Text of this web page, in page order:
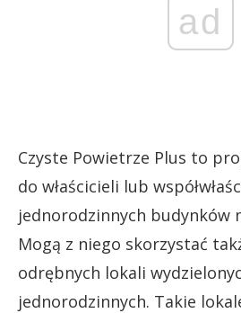
ad
Czyste Powietrze Plus to
do właścicieli lub
jednorodzinnych budynków
Mogą z niego skorzystać
odrębnych lokali
jednorodzinnych. Takie